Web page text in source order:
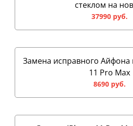
стеклом на
37990 руб.
Замена исправного
11 Pro Max
8690 руб.